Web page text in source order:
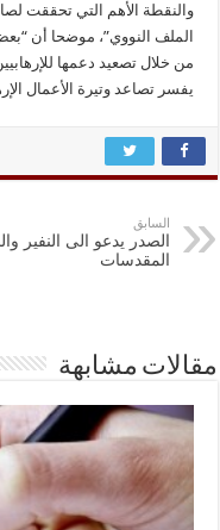
والنقطة الأهم التي تحققت
الملف النووي”، موضحا أن
من خلال تصعید دعمها
یفسر تصاعد وتیرة الأعمال
السابق
الصدر يدعو الى النفير
المقدسات
مقالات مشابهة